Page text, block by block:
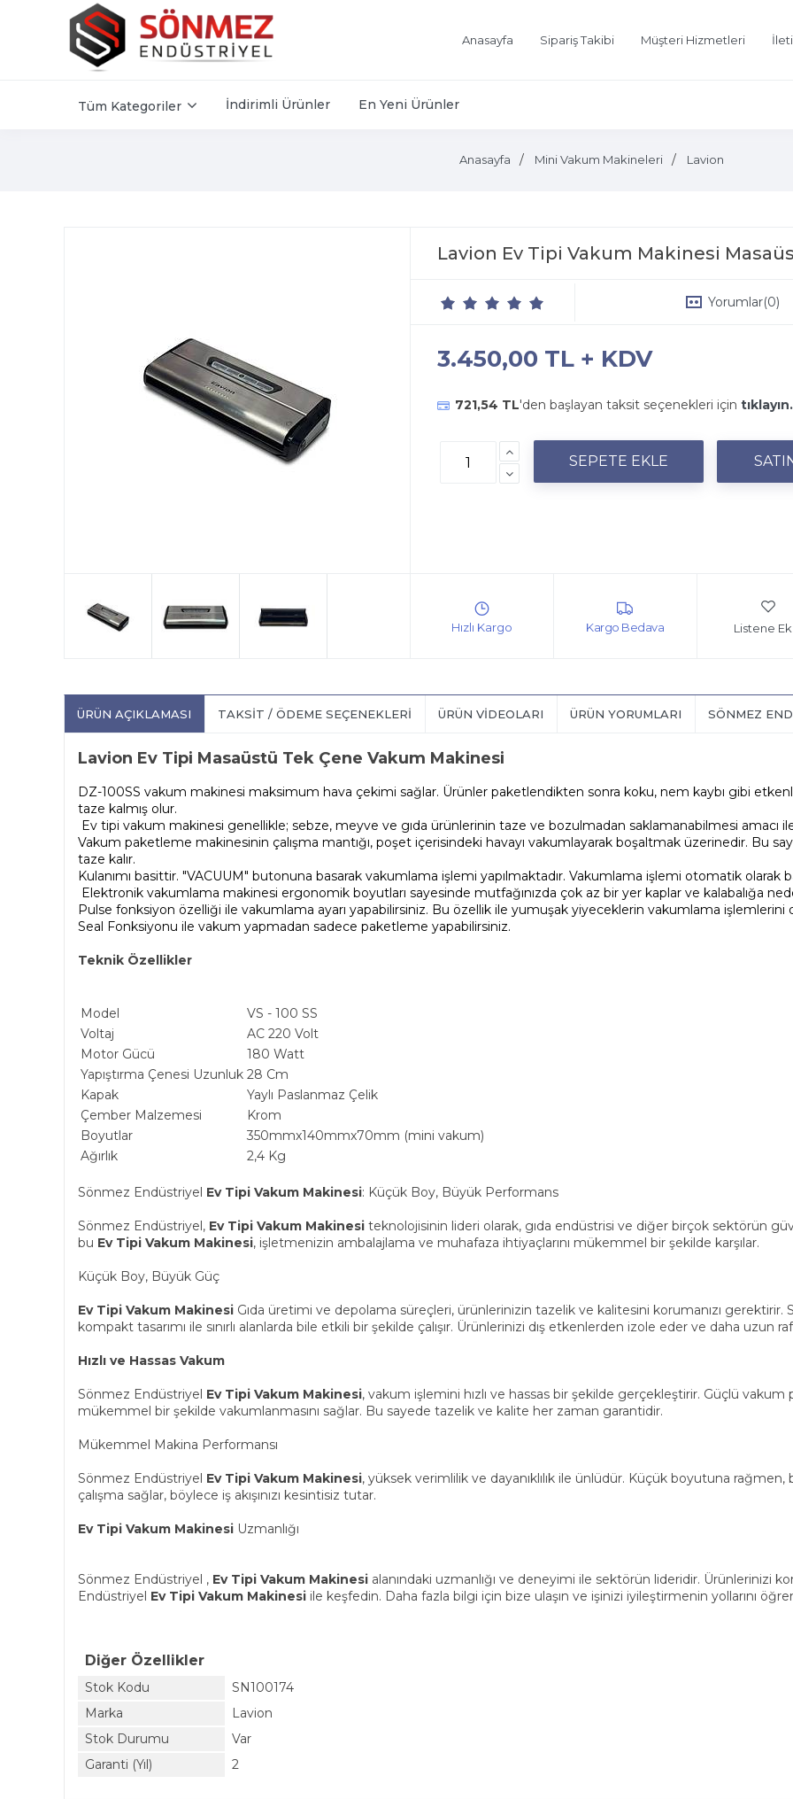
Anasayfa Sipariş Takibi Müşteri Hizmetleri
Tüm Kategoriler İndirimli Ürünler En Yeni Ürünler
Anasayfa Mini Vakum Makineleri Lavion
Lavion Ev Tipi Vakum Makinesi
Yorumlar(0)
3.450,00 TL + KDV
721,54 TL'den başlayan taksit seçenekleri için tıklayın.
Listene
ÜRÜN AÇIKLAMASI TAKSIT / ÖDEME SEÇENEKLERI ÜRÜN VIDEOLARI ÜRÜN YORUMLARI SÖNMEZ
Lavion Ev Tipi Masaüstü Tek Çene Vakum Makinesi
DZ-100SS vakum makinesi maksimum hava çekimi sağlar. Ürünler paketlendikten sonra koku, nem kaybı gibi
taze kalmış olur.
Ev tipi vakum makinesi genellikle; sebze, meyve ve gıda ürünlerinin taze ve bozulmadan saklamanabilmesi amacı ile
Vakum paketleme makinesinin çalışma mantığı, poşet içerisindeki havayı vakumlayarak boşaltmak üzerinedir. Bu
taze kalır.
Kulanımı basittir. "VACUUM" butonuna basarak vakumlama işlemi yapılmaktadır. Vakumlama işlemi otomatik olarak
Elektronik vakumlama makinesi ergonomik boyutları sayesinde mutfağınızda çok az bir yer kaplar ve kalabalığa
Pulse fonksiyon özelliği ile vakumlama ayarı yapabilirsiniz. Bu özellik ile yumuşak yiyeceklerin vakumlama işlemlerini
Seal Fonksiyonu ile vakum yapmadan sadece paketleme yapabilirsiniz.
Teknik Özellikler
Model
VS - 100 SS
Voltaj
AC 220 Volt
Motor Gücü
180 Watt
Yapıştırma Çenesi Uzunluk 28 Cm
Kapak
Yaylı Paslanmaz Çelik
Çember Malzemesi
Krom
Boyutlar
350mmx140mmx70mm (mini vakum)
Ağırlık
2,4 Kg
Sönmez Endüstriyel Ev Tipi Vakum Makinesi: Küçük Boy, Büyük Performans
Sönmez Endüstriyel, Ev Tipi Vakum Makinesi teknolojisinin lideri olarak, gıda endüstrisi ve diğer birçok sektörün
bu Ev Tipi Vakum Makinesi, işletmenizin ambalajlama ve muhafaza ihtiyaçlarını mükemmel bir şekilde karşılar.
Küçük Boy, Büyük Güç
Ev Tipi Vakum Makinesi Gıda üretimi ve depolama süreçleri, ürünlerinizin tazelik ve kalitesini korumanızı
kompakt tasarımı ile sınırlı alanlarda bile etkili bir şekilde çalışır. Ürünlerinizi dış etkenlerden izole eder ve daha uzun
Hızlı ve Hassas Vakum
Sönmez Endüstriyel Ev Tipi Vakum Makinesi, vakum işlemini hızlı ve hassas bir şekilde gerçekleştirir. Güçlü
mükemmel bir şekilde vakumlanmasını sağlar. Bu sayede tazelik ve kalite her zaman garantidir.
Mükemmel Makina Performansı
Sönmez Endüstriyel Ev Tipi Vakum Makinesi, yüksek verimlilik ve dayanıklılık ile ünlüdür. Küçük boyutuna
çalışma sağlar, böylece iş akışınızı kesintisiz tutar.
Ev Tipi Vakum Makinesi Uzmanlığı
Sönmez Endüstriyel , Ev Tipi Vakum Makinesi alanındaki uzmanlığı ve deneyimi ile sektörün lideridir. Ürünlerinizi
Endüstriyel Ev Tipi Vakum Makinesi ile keşfedin. Daha fazla bilgi için bize ulaşın ve işinizi iyileştirmenin yollarını
Diğer Özellikler
Stok Kodu
SN100174
Marka
Lavion
Stok Durumu
Var
Garanti (Yıl)
2